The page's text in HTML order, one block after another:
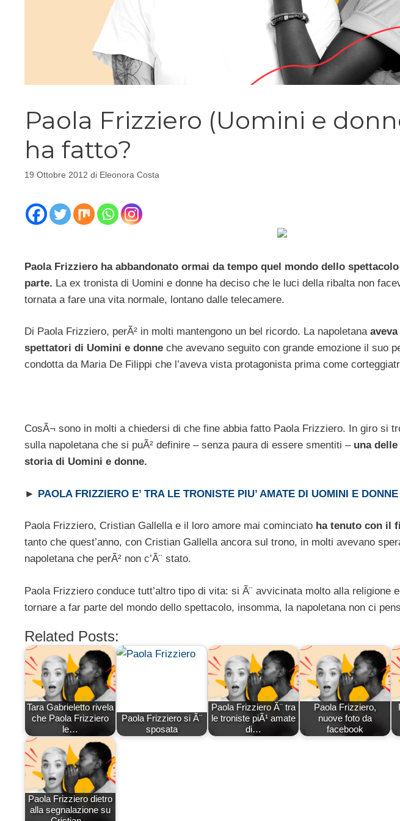
Paola Frizziero (Uomini e
ha fatto?
19 Ottobre 2012 di Eleonora Costa
Paola Frizziero ha abbandonato ormai da tempo quel mondo dello
parte. La ex tronista di Uomini e donne ha deciso che le luci della ribalta non
tornata a fare una vita normale, lontano dalle telecamere.
Di Paola Frizziero, perÃ² in molti mantengono un bel ricordo. La napoletana
spettatori di Uomini e donne che avevano seguito con grande emozione il suo
condotta da Maria De Filippi che l’aveva vista protagonista prima come
CosÃ¬ sono in molti a chiedersi di che fine abbia fatto Paola Frizziero. In giro si
sulla napoletana che si puÃ² definire – senza paura di essere smentiti – una
storia di Uomini e donne.
► PAOLA FRIZZIERO E’ TRA LE TRONISTE PIU’ AMATE DI UOMINI E DONNE
Paola Frizziero, Cristian Gallella e il loro amore mai cominciato ha tenuto con il
tanto che quest’anno, con Cristian Gallella ancora sul trono, in molti avevano
napoletana che perÃ² non c’Ã¨ stato.
Paola Frizziero conduce tutt’altro tipo di vita: si Ã¨ avvicinata molto alla religione
tornare a far parte del mondo dello spettacolo, insomma, la napoletana non ci
Related Posts:
Tara Gabrieletto rivela
che Paola Frizziero
le…
Paola Frizziero si Ã¨
sposata
Paola Frizziero Ã¨ tra
le troniste piÃ¹ amate
di…
Paola Frizziero,
nuove foto da
facebook
Paola Frizziero dietro
alla segnalazione su